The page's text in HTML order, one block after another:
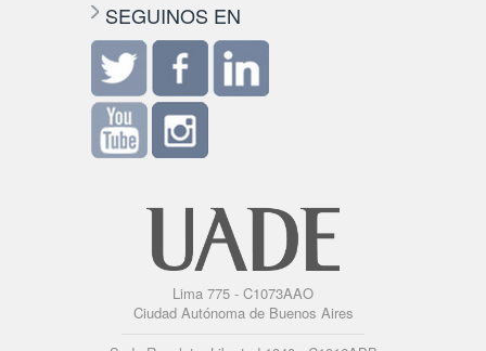
SEGUINOS EN
Lima 775 - C1073AAO
Ciudad Autónoma de Buenos Aires